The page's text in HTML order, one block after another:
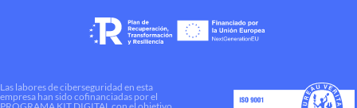
Las labores de ciberseguridad en esta
empresa han sido cofinanciadas por el